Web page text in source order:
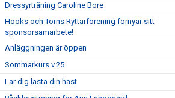
Dressyrträning Caroline Bore
Hööks och Torns Ryttarförening förnyar sitt
sponsorsamarbete!
Anläggningen är öppen
Sommarkurs v.25
Lär dig lasta din häst